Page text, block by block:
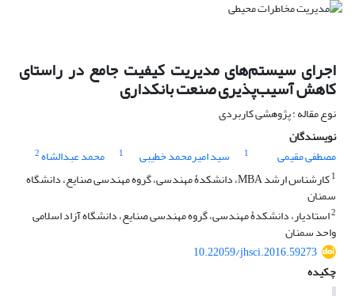
اجرای سیستم‌های مدیریت کیفیت جامع در راستای
کاهش آسیب‌پذیری صنعت بانکداری
نوع مقاله : پژوهشی کاربردی
نویسندگان
مصطفی مقیمی
1 سید امیرمحمد خطیبی 1 محمد عبدالشاه2
1
کارشناس ارشد MBA، دانشکدۀ مهندسی، گروه مهندسی صنایع، دانشگاه
سمنان
2استادیار، دانشکدۀ مهندسی، گروه مهندسی صنایع، دانشگاه آزاد اسلامی
واحد سمنان
10.22059/jhsci.2016.59273
چکیده